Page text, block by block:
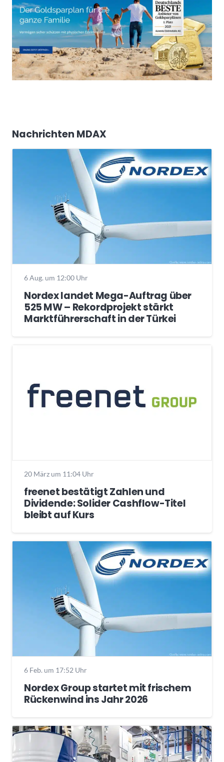
Nachrichten MDAX
6 Aug. um 12:00 Uhr
Nordex landet Mega-Auftrag über
525 MW – Rekordprojekt stärkt
Marktführerschaft in der Türkei
20 März um 11:04 Uhr
freenet bestätigt Zahlen und
Dividende: Solider Cashflow-Titel
bleibt auf Kurs
6 Feb. um 17:52 Uhr
Nordex Group startet mit frischem
Rückenwind ins Jahr 2026